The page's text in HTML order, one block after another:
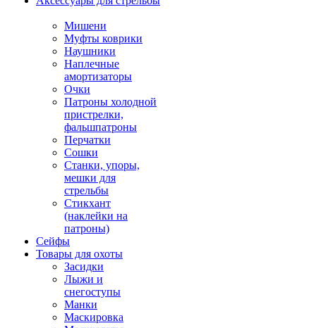
Мишени
Муфты коврики
Наушники
Наплечные
амортизаторы
Очки
Патроны холодной
пристрелки,
фальшпатроны
Перчатки
Сошки
Станки, упоры,
мешки для
стрельбы
Стикхант
(наклейки на
патроны)
Сейфы
Товары для охоты
Засидки
Лыжи и
снегоступы
Манки
Маскировка